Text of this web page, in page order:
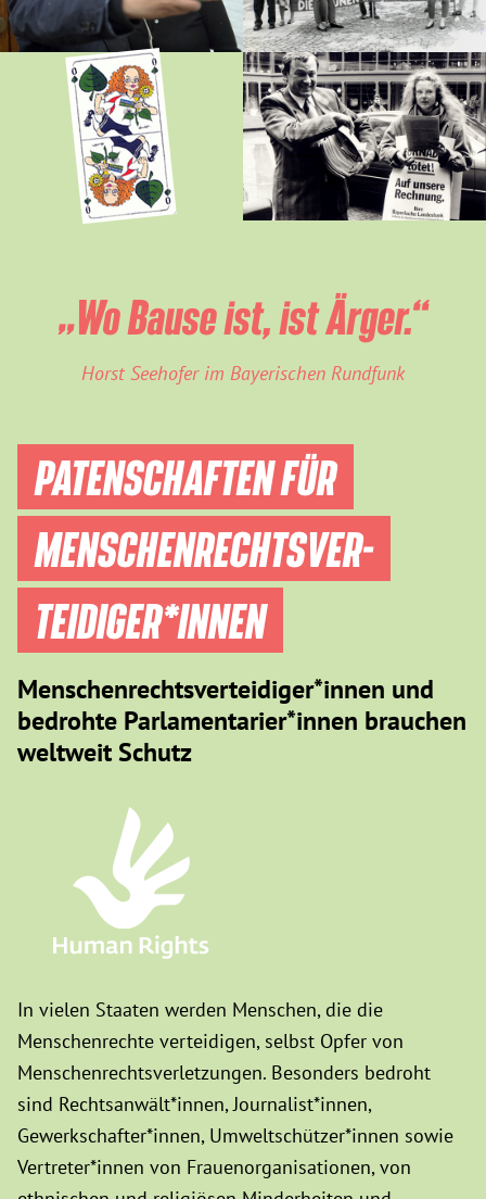
„Wo Bause ist, ist Ärger.“
Horst Seehofer im Bayerischen Rundfunk
PATENSCHAFTEN FÜR
MENSCHEN­RECHTS­VER­
TEIDIGER­*INNEN
Menschenrechtsverteidiger*innen und
bedrohte Parlamentarier*innen brauchen
weltweit Schutz
In vielen Staaten werden Menschen, die die
Menschenrechte verteidigen, selbst Opfer von
Menschenrechtsverletzungen. Besonders bedroht
sind Rechtsanwält*innen, Journalist*innen,
Gewerkschafter*innen, Umweltschützer*innen sowie
Vertreter*innen von Frauenorganisationen, von